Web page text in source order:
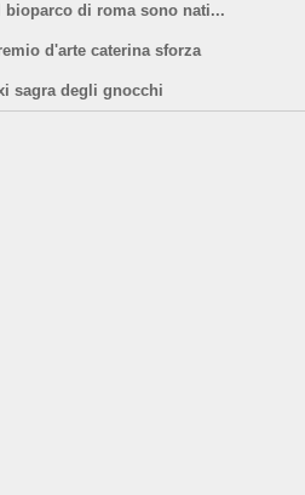
bioparco di roma sono nati...
d'arte caterina sforza
sagra degli gnocchi